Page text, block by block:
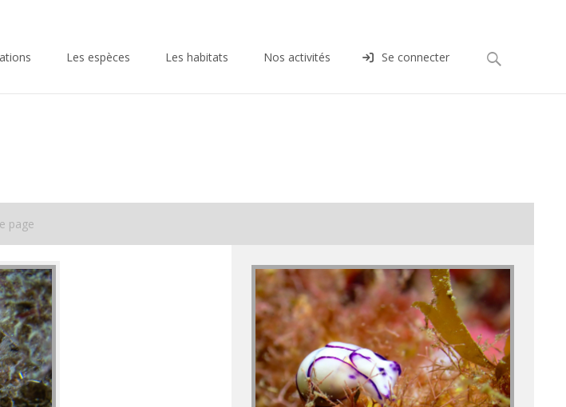
Les espèces Les habitats Nos activités Se connecter Rechercher :
page